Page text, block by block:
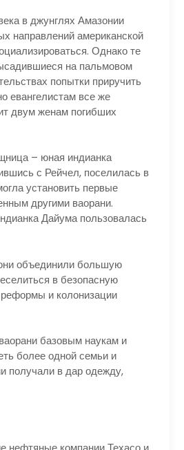
в джунглях Амазонии
направлений американской
Однако те
на пальмовом
попытки приручить
евангелистам все же
двум женам погибших
– юная индианка
с Рейчел, поселилась в
установить первые
другими ваорани.
Дайума пользовалась
объединили большую
в безопасную
реформы и колонизации
базовым наукам и
более одной семьи и
получали в дар одежду,